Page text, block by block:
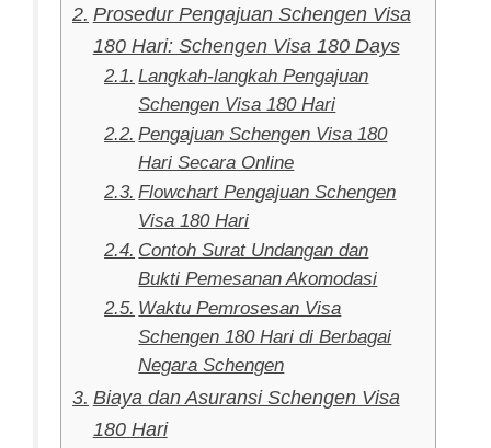
Prosedur Pengajuan Schengen Visa
180 Hari: Schengen Visa 180 Days
Langkah-langkah Pengajuan
Schengen Visa 180 Hari
Pengajuan Schengen Visa 180
Hari Secara Online
Flowchart Pengajuan Schengen
Visa 180 Hari
Contoh Surat Undangan dan
Bukti Pemesanan Akomodasi
Waktu Pemrosesan Visa
Schengen 180 Hari di Berbagai
Negara Schengen
Biaya dan Asuransi Schengen Visa
180 Hari